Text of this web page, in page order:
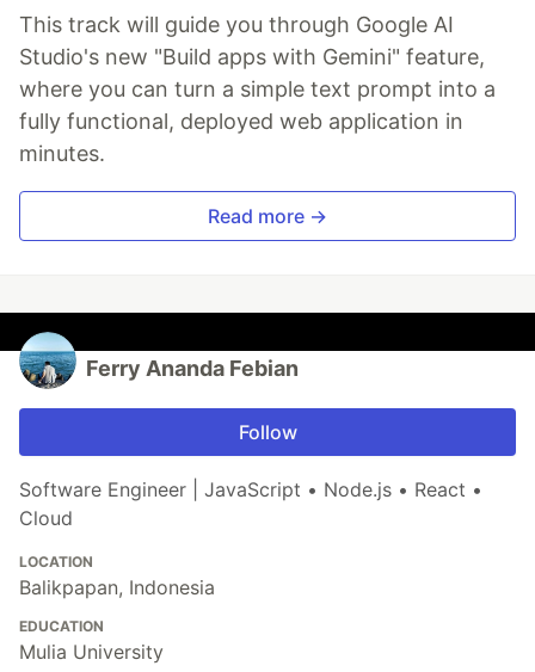
This track will guide you through Google AI
Studio's new "Build apps with Gemini" feature,
where you can turn a simple text prompt into a
fully functional, deployed web application in
minutes.
Read more →
Ferry Ananda Febian
Follow
Software Engineer | JavaScript • Node.js • React •
Cloud
LOCATION
Balikpapan, Indonesia
EDUCATION
Mulia University